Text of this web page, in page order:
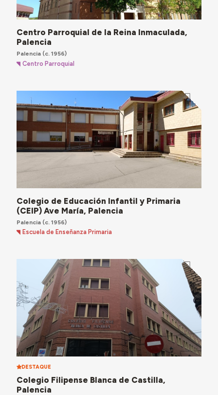
Centro Parroquial de la Reina Inmaculada,
Palencia
Palencia(c. 1956)
Centro Parroquial
Colegio de Educación Infantil y Primaria
(CEIP) Ave María, Palencia
Palencia(c. 1956)
Escuela de Enseñanza Primaria
DESTAQUE
Colegio Filipense Blanca de Castilla,
Palencia